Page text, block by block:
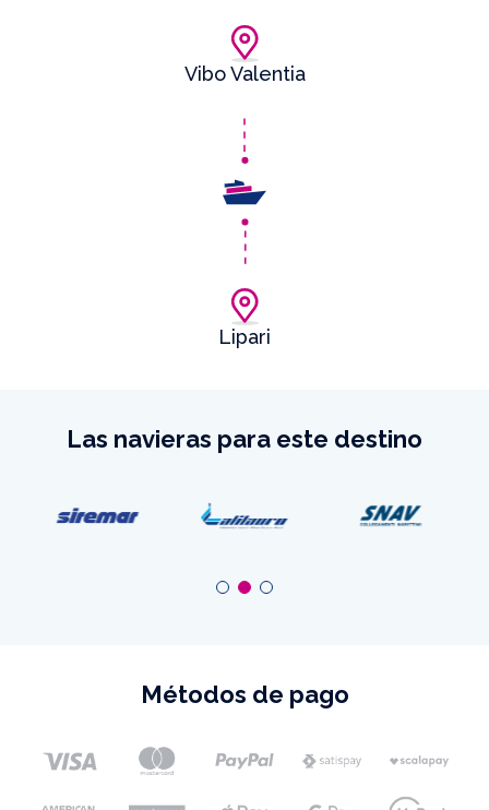
Vibo Valentia
Lipari
Las navieras para este destino
Métodos de pago